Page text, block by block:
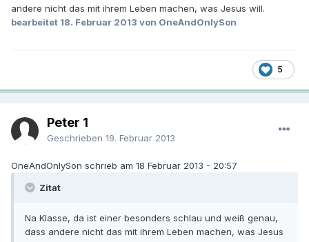
andere nicht das mit ihrem Leben machen, was Jesus will.
bearbeitet 18. Februar 2013 von OneAndOnlySon
5
Peter 1
Geschrieben 19. Februar 2013
OneAndOnlySon schrieb am 18 Februar 2013 - 20:57
Zitat
Na Klasse, da ist einer besonders schlau und weiß genau,
dass andere nicht das mit ihrem Leben machen, was Jesus